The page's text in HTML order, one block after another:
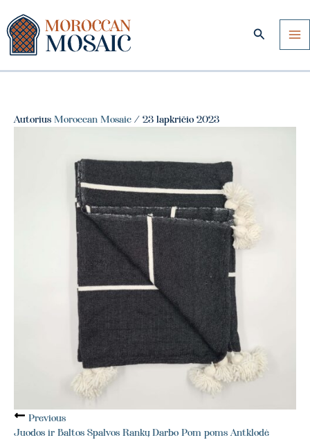
prie
turinio
Paieška
Autorius Moroccan Mosaic / 23 lapkričio 2023
Previous
Juodos ir Baltos Spalvos Rankų Darbo Pom poms Antklodė